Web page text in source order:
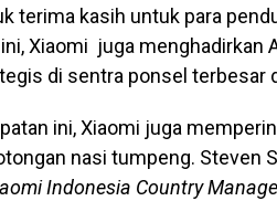
terima kasih untuk para
Xiaomi juga menghadirkan
di sentra ponsel terbesar
ini, Xiaomi juga
nasi tumpeng. Steven
Indonesia Country